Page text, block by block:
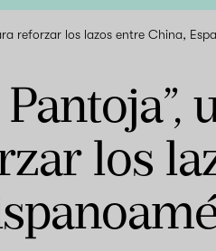
reforzar los lazos entre China,
los